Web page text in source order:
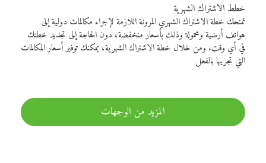
خطط الاشتراك الشهرية
تمنحك خطة الاشتراك الشهري المرونة اللازمة لإجراء مكالمات دولية إلى
هواتف أرضية ومحمولة وذلك بأسعار منخفضة، دون الحاجة إلى تجديد خطتك
في أي وقت. ومن خلال خطة الاشتراك الشهرية، يمكنك توفير أسعار المكالمات
التي تجريها بالفعل
المزيد من الوجهات